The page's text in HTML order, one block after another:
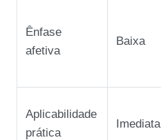
Ênfase
afetiva
Baixa
Aplicabilidade
prática
Imediata